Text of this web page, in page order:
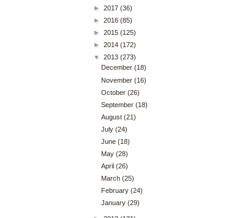
► 2017 (36)
► 2016 (85)
► 2015 (125)
► 2014 (172)
▼ 2013 (273)
December (18)
November (16)
October (26)
September (18)
August (21)
July (24)
June (18)
May (28)
April (26)
March (25)
February (24)
January (29)